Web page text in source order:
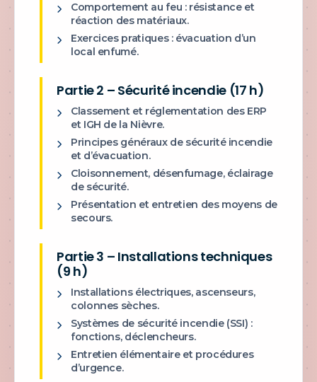
Comportement au feu : résistance et
réaction des matériaux.
Exercices pratiques : évacuation d’un
local enfumé.
Partie 2 – Sécurité incendie (17 h)
Classement et réglementation des ERP
et IGH de la Nièvre.
Principes généraux de sécurité incendie
et d’évacuation.
Cloisonnement, désenfumage, éclairage
de sécurité.
Présentation et entretien des moyens de
secours.
Partie 3 – Installations techniques
(9 h)
Installations électriques, ascenseurs,
colonnes sèches.
Systèmes de sécurité incendie (SSI) :
fonctions, déclencheurs.
Entretien élémentaire et procédures
d’urgence.